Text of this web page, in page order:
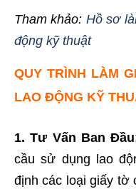
Tham khảo: Hồ sơ
động kỹ thuật
QUY TRÌNH LÀM
LAO ĐỘNG KỸ
1. Tư Vấn Ban Đầu
cầu sử dụng lao
định các loại giấy tờ